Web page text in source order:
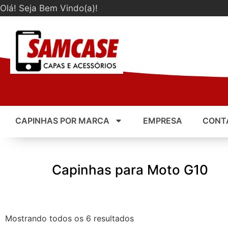
Olá! Seja Bem Vindo(a)!
CAPINHAS POR MARCA EMPRESA
Capinhas para Moto G10
Mostrando todos os 6 resultados